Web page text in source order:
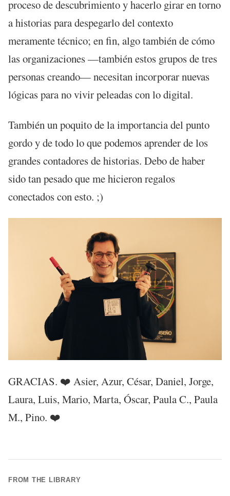
proceso de descubrimiento y hacerlo girar en torno
a historias para despegarlo del contexto
meramente técnico; en fin, algo también de cómo
las organizaciones —también estos grupos de tres
personas creando— necesitan incorporar nuevas
lógicas para no vivir peleadas con lo digital.
También un poquito de la importancia del punto
gordo y de todo lo que podemos aprender de los
grandes contadores de historias. Debo de haber
sido tan pesado que me hicieron regalos
conectados con esto. ;)
GRACIAS. ❤️ Asier, Azur, César, Daniel, Jorge,
Laura, Luis, Mario, Marta, Óscar, Paula C., Paula
M., Pino. ❤️
FROM THE LIBRARY